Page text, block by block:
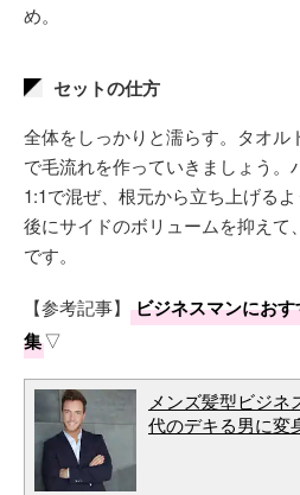
め。
セットの仕方
全体をしっかりと濡らす。タオル
で毛流れを作っていきましょう。
1:1で混ぜ、根元から立ち上げる
後にサイドのボリュームを抑えて
です。
【参考記事】
ビジネスマンにお
集▽
メンズ髪型ビジネ
代のデキる男に変